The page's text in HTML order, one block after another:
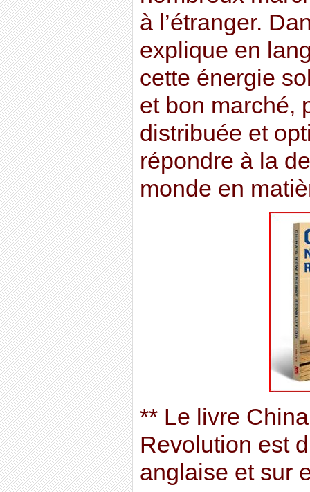
à l’étranger.
explique en
cette énergie
et bon marché,
distribuée et
répondre à la
monde en
** Le livre
Revolution est
anglaise et sur